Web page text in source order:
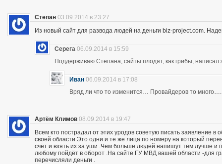
Степан 03.09.2014 в 23:27
Из новый сайт для развода людей на деньги biz-project.com.
Серега 06.09.2014 в 15:59
Поддерживаю Степана, сайты плодят, как грибы,
Иван 06.09.2014 в 17:08
Вряд ли что то изменится… Провайдеров то много….
Артём Климов 08.09.2014 в 19:47
Всем кто пострадал от этих уродов советую писать заявление
своей области.Это одни и те же лица по номеру на который
счёт и взять их за уши .Чем больше людей напишут тем лучше и
любому пойдёт в оборот .На сайте ГУ МВД вашей области -для
перечисляли деньги .